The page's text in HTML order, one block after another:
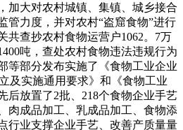
加大对农村城镇、集镇、城乡接合
管力度，并对农村“盗窟食物”进行
共查抄农村食物运营户1062。7万
吨，查处农村食物违法违规行为
等部分发布实施了《食物工业企业
及实施通用要求》和《食物工业
后放置了2批、218个食物企业手艺
肉成品加工、乳成品加工、食物添
行业支撑企业手艺、改善产质量量